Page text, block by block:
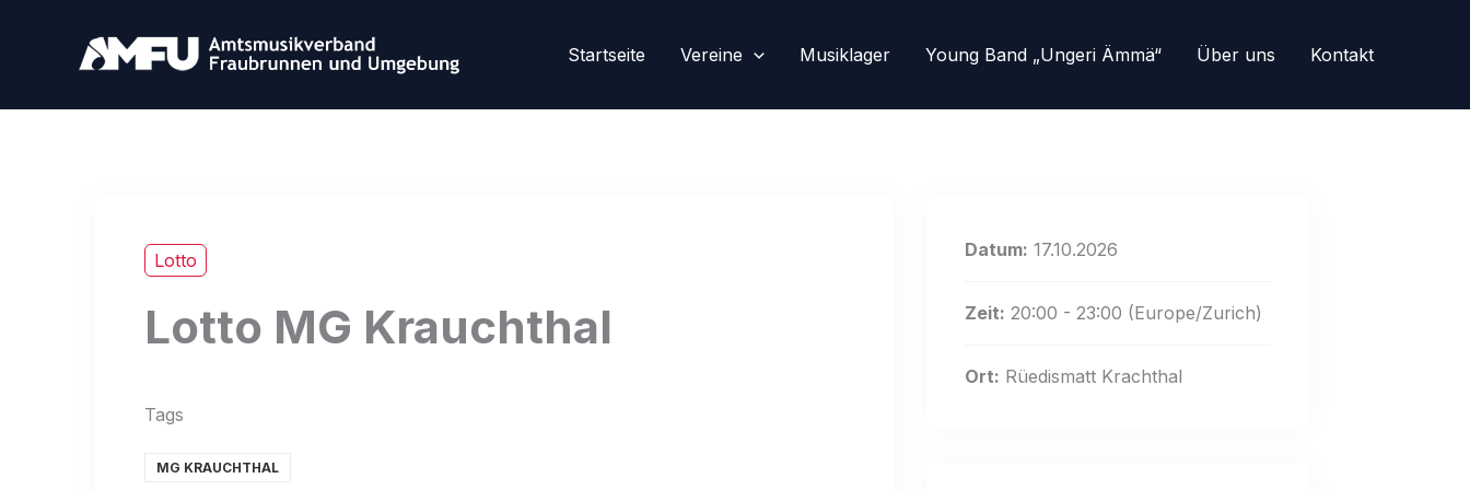
Startseite Vereine Musiklager Young Band „Ungeri Ämmä“ Über uns Kontakt
Lotto
Lotto MG Krauchthal
Tags
MG KRAUCHTHAL
Datum: 17.10.2026
Zeit: 20:00 - 23:00 (Europe/Zurich)
Ort: Rüedismatt Krachthal